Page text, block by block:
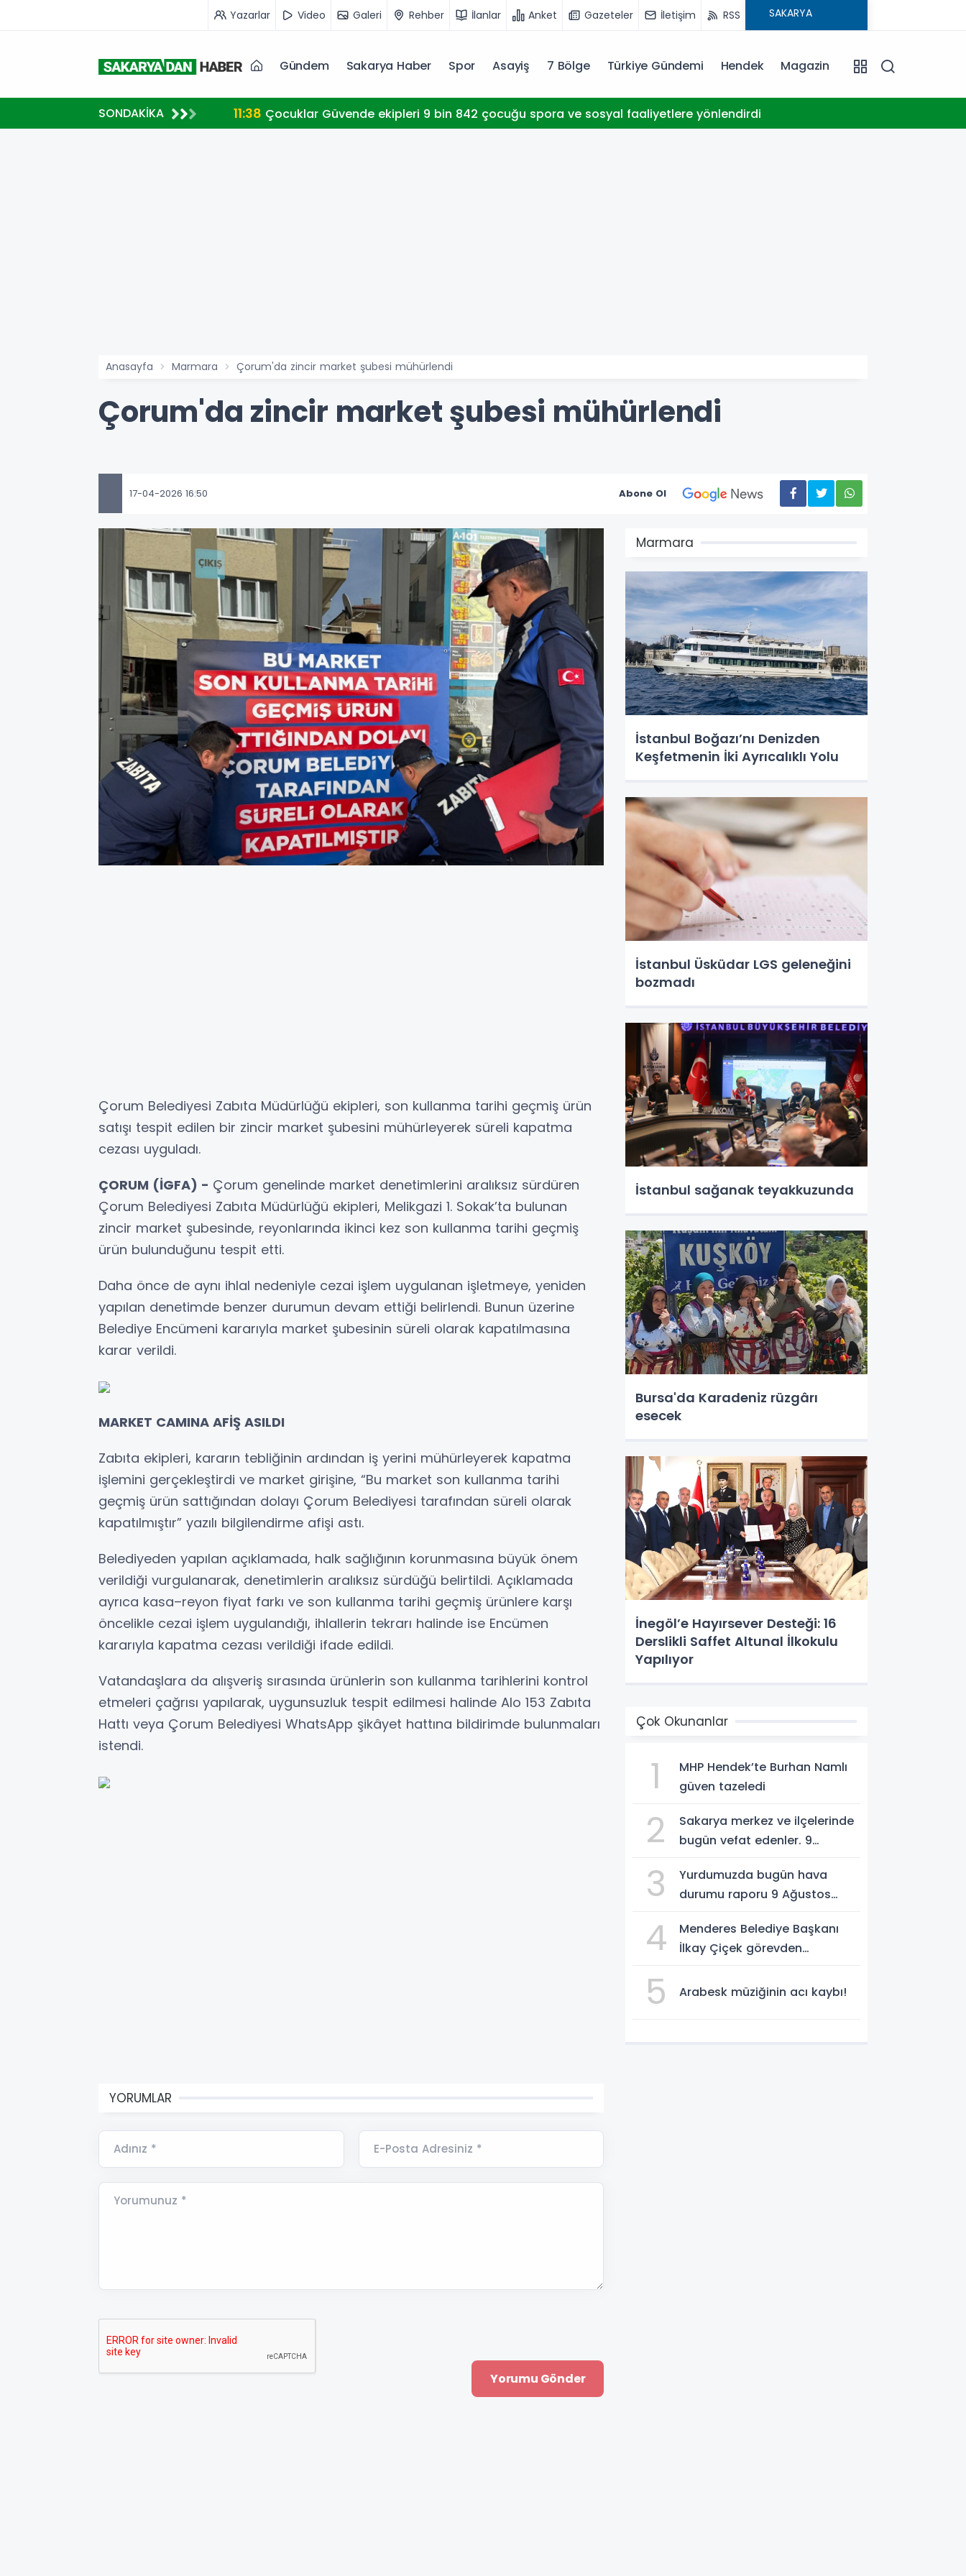
Yazarlar Video Galeri Rehber İlanlar Anket Gazeteler İletişim RSS
Gündem Sakarya Haber Spor Asayiş 7 Bölge Türkiye Gündemi Hendek Magazin
SONDAKİKA 11:38 Çocuklar Güvende ekipleri 9 bin 842 çocuğu spora ve sosyal faaliyetlere yönlendirdi
Anasayfa Marmara Çorum'da zincir market şubesi mühürlendi
Çorum'da zincir market şubesi mühürlendi
17-04-2026 16:50 Abone Ol
Çorum Belediyesi Zabıta Müdürlüğü ekipleri, son kullanma tarihi geçmiş ürün
satışı tespit edilen bir zincir market şubesini mühürleyerek süreli kapatma
cezası uyguladı.
ÇORUM (İGFA) - Çorum genelinde market denetimlerini aralıksız sürdüren
Çorum Belediyesi Zabıta Müdürlüğü ekipleri, Melikgazi 1. Sokak’ta bulunan
zincir market şubesinde, reyonlarında ikinci kez son kullanma tarihi geçmiş
ürün bulunduğunu tespit etti.
Daha önce de aynı ihlal nedeniyle cezai işlem uygulanan işletmeye, yeniden
yapılan denetimde benzer durumun devam ettiği belirlendi. Bunun üzerine
Belediye Encümeni kararıyla market şubesinin süreli olarak kapatılmasına
karar verildi.
MARKET CAMINA AFİŞ ASILDI
Zabıta ekipleri, kararın tebliğinin ardından iş yerini mühürleyerek kapatma
işlemini gerçekleştirdi ve market girişine, “Bu market son kullanma tarihi
geçmiş ürün sattığından dolayı Çorum Belediyesi tarafından süreli olarak
kapatılmıştır” yazılı bilgilendirme afişi astı.
Belediyeden yapılan açıklamada, halk sağlığının korunmasına büyük önem
verildiği vurgulanarak, denetimlerin aralıksız sürdüğü belirtildi. Açıklamada
ayrıca kasa–reyon fiyat farkı ve son kullanma tarihi geçmiş ürünlere karşı
öncelikle cezai işlem uygulandığı, ihlallerin tekrarı halinde ise Encümen
kararıyla kapatma cezası verildiği ifade edildi.
Vatandaşlara da alışveriş sırasında ürünlerin son kullanma tarihlerini kontrol
etmeleri çağrısı yapılarak, uygunsuzluk tespit edilmesi halinde Alo 153 Zabıta
Hattı veya Çorum Belediyesi WhatsApp şikâyet hattına bildirimde bulunmaları
istendi.
YORUMLAR
Adınız * E-Posta Adresiniz *
Yorumunuz *
Marmara
İstanbul Boğazı’nı Denizden
Keşfetmenin İki Ayrıcalıklı Yolu
İstanbul Üsküdar LGS geleneğini
bozmadı
İstanbul sağanak teyakkuzunda
Bursa'da Karadeniz rüzgârı
esecek
İnegöl’e Hayırsever Desteği: 16
Derslikli Saffet Altunal İlkokulu
Yapılıyor
Çok Okunanlar
1
MHP Hendek’te Burhan Namlı
güven tazeledi
2
Sakarya merkez ve ilçelerinde
bugün vefat edenler. 9
3
Yurdumuzda bugün hava
durumu raporu 9 Ağustos
4
Menderes Belediye Başkanı
İlkay Çiçek görevden
5 Arabesk müziğinin acı kaybı!